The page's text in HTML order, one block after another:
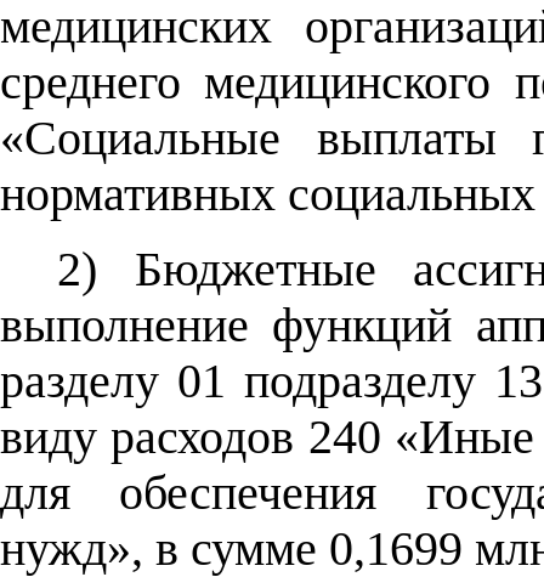
медицинских
среднего медицинского
«Социальные выплаты
нормативных
2) Бюджетные
выполнение функций
разделу 01 подразделу
виду расходов 240 «Иные
для обеспечения
нужд», в сумме 0,1699